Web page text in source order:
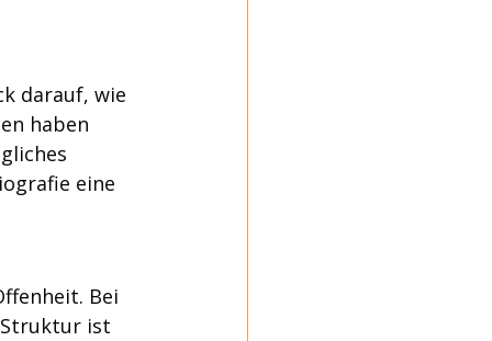
darauf, wie
haben
eine
Bei
Struktur ist